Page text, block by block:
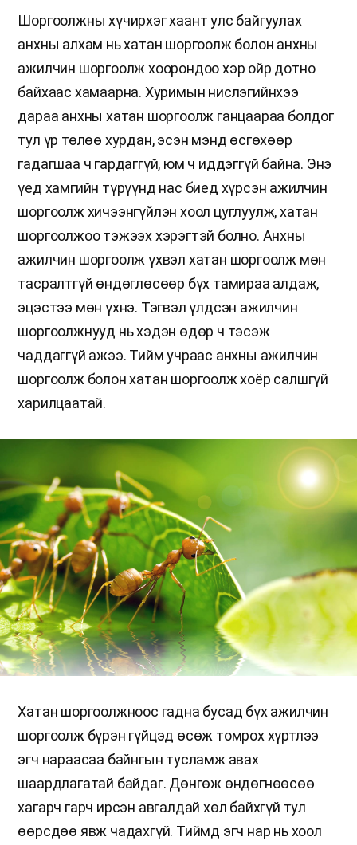
Шоргоолжны хүчирхэг хаант улс байгуулах
анхны алхам нь хатан шоргоолж болон анхны
ажилчин шоргоолж хоорондоо хэр ойр дотно
байхаас хамаарна. Хуримын нислэгийнхээ
дараа анхны хатан шоргоолж ганцаараа болдог
тул үр төлөө хурдан, эсэн мэнд өсгөхөөр
гадагшаа ч гардаггүй, юм ч иддэггүй байна. Энэ
үед хамгийн түрүүнд нас биед хүрсэн ажилчин
шоргоолж хичээнгүйлэн хоол цуглуулж, хатан
шоргоолжоо тэжээх хэрэгтэй болно. Анхны
ажилчин шоргоолж үхвэл хатан шоргоолж мөн
тасралтгүй өндөглөсөөр бүх тамираа алдаж,
эцэстээ мөн үхнэ. Тэгвэл үлдсэн ажилчин
шоргоолжнууд нь хэдэн өдөр ч тэсэж
чаддаггүй ажээ. Тийм учраас анхны ажилчин
шоргоолж болон хатан шоргоолж хоёр салшгүй
харилцаатай.
Хатан шоргоолжноос гадна бусад бүх ажилчин
шоргоолж бүрэн гүйцэд өсөж томрох хүртлээ
эгч нараасаа байнгын тусламж авах
шаардлагатай байдаг. Дөнгөж өндөгнөөсөө
хагарч гарч ирсэн авгалдай хөл байхгүй тул
өөрсдөө явж чадахгүй. Тиймд эгч нар нь хоол